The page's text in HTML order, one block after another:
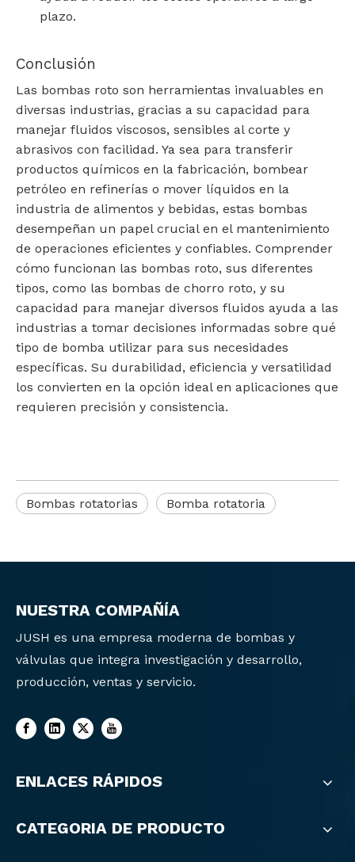
plazo.
Conclusión
Las bombas roto son herramientas invaluables en
diversas industrias, gracias a su capacidad para
manejar fluidos viscosos, sensibles al corte y
abrasivos con facilidad. Ya sea para transferir
productos químicos en la fabricación, bombear
petróleo en refinerías o mover líquidos en la
industria de alimentos y bebidas, estas bombas
desempeñan un papel crucial en el mantenimiento
de operaciones eficientes y confiables. Comprender
cómo funcionan las bombas roto, sus diferentes
tipos, como las bombas de chorro roto, y su
capacidad para manejar diversos fluidos ayuda a las
industrias a tomar decisiones informadas sobre qué
tipo de bomba utilizar para sus necesidades
específicas. Su durabilidad, eficiencia y versatilidad
los convierten en la opción ideal en aplicaciones que
requieren precisión y consistencia.
Bombas rotatorias Bomba rotatoria
NUESTRA COMPAÑÍA
JUSH es una empresa moderna de bombas y
válvulas que integra investigación y desarrollo,
producción, ventas y servicio.
ENLACES RÁPIDOS
CATEGORIA DE PRODUCTO